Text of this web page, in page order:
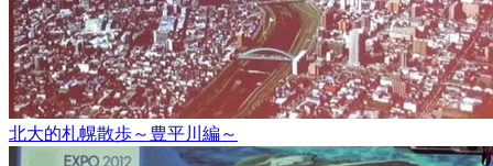
北大的札幌散歩～豊平川編～